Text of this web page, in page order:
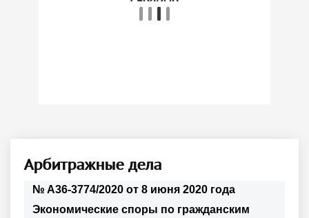
Арбитражные дела
№ А36-3774/2020 от 8 июня 2020 года
Экономические споры по гражданским